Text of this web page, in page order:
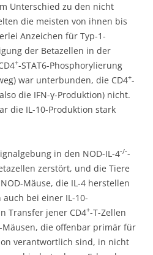
Unterschied zu den nicht
die meisten von ihnen bis
Anzeichen für Typ-1-
der Betazellen in der
+-STAT6-Phosphorylierung
war unterbunden, die CD4+-
die IFN-γ-Produktion) nicht.
die IL-10-Produktion stark
in den NOD-IL-4-/--
zerstört, und die Tiere
Mäuse, die IL-4 herstellen
bei einer IL-10-
Transfer jener CD4+-T-Zellen
-Mäusen, die offenbar primär für
verantwortlich sind, in nicht